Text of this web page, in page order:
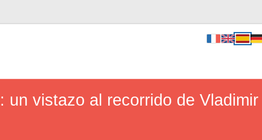
un vistazo al recorrido de Vladimir